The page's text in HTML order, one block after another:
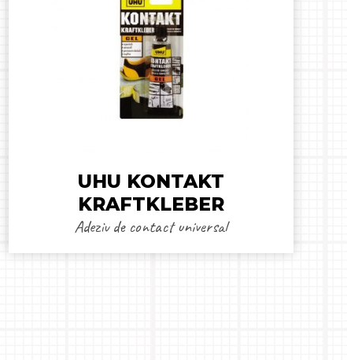
UHU KONTAKT
KRAFTKLEBER
Adeziv de contact universal